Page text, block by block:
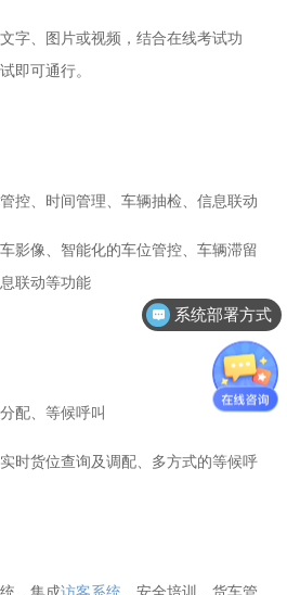
字、图片或视频，结合在线考试功
即可通行。
控、时间管理、车辆抽检、信息联动
影像、智能化的车位管控、车辆滞留
联动等功能
配、等候呼叫
时货位查询及调配、多方式的等候呼
系统部署方式